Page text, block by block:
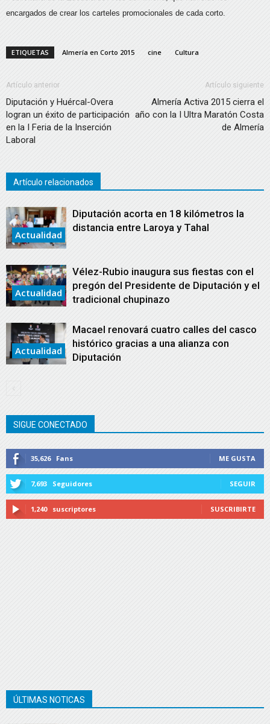
encargados de crear los carteles promocionales de cada corto.
ETIQUETAS Almería en Corto 2015 cine Cultura
Artículo anterior
Diputación y Huércal-Overa
logran un éxito de participación
en la I Feria de la Inserción
Laboral
Artículo siguiente
Almería Activa 2015 cierra el
año con la I Ultra Maratón Costa
de Almería
Artículo relacionados
Actualidad
Diputación acorta en 18 kilómetros la
distancia entre Laroya y Tahal
Actualidad
Vélez-Rubio inaugura sus fiestas con el
pregón del Presidente de Diputación y el
tradicional chupinazo
Actualidad
Macael renovará cuatro calles del casco
histórico gracias a una alianza con
Diputación
SIGUE CONECTADO
35,626 Fans ME GUSTA
7,693 Seguidores SEGUIR
1,240 suscriptores SUSCRIBIRTE
ÚLTIMAS NOTICAS